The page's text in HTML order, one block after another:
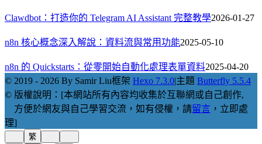
Clawdbot：打造你的 Telegram AI Assistant 完整教學2026-01-27
n8n 核心概念深入解說：資料流與常用功能2025-05-10
n8n 的 Quickstarts：從零開始自動化處理表單資料2025-04-20
© 2019 - 2026 By Samir Liu框架 Hexo 7.3.0|主題 Butterfly 5.5.4
© 版權說明：[本網站所有內容均收集於互聯網或自己創作,
方便於網友與自己學習交流，如有侵權，請留言 ，立即處
理]
繁